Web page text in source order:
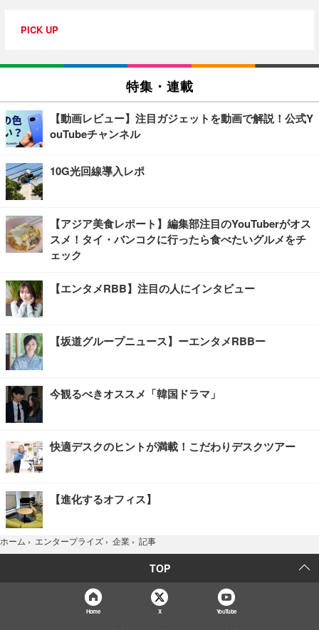
PICK UP
特集・連載
【動画レビュー】注目ガジェットを動画で解説！公式Y
ouTubeチャンネル
10G光回線導入レポ
【アジア美食レポート】編集部注目のYouTuberがオス
スメ！タイ・バンコクに行ったら食べたいグルメをチ
ェック
【エンタメRBB】注目の人にインタビュー
【坂道グループニュース】ーエンタメRBBー
今観るべきオススメ「韓国ドラマ」
快適デスクのヒントが満載！こだわりデスクツアー
【進化するオフィス】
ホーム › エンタープライズ › 企業 › 記事
TOP
Home X YouTube